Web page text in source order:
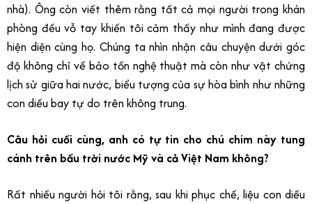
nhà). Ông còn viết thêm rằng tất cả mọi người trong khán
phòng đều vỗ tay khiến tôi cảm thấy như mình đang được
hiện diện cùng họ. Chúng ta nhìn nhận câu chuyện dưới góc
độ không chỉ về bảo tồn nghệ thuật mà còn như vật chứng
lịch sử giữa hai nước, biểu tượng của sự hòa bình như những
con diều bay tự do trên không trung.
Câu hỏi cuối cùng, anh có tự tin cho chú chim này tung
cánh trên bầu trời nước Mỹ và cả Việt Nam không?
Rất nhiều người hỏi tôi rằng, sau khi phục chế, liệu con diều